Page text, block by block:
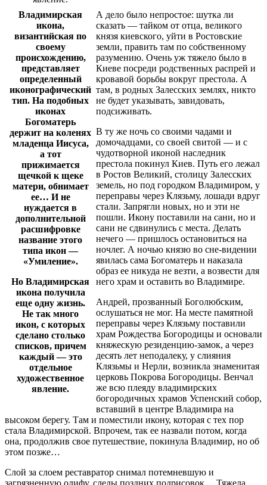
Владимирская
икона,
византийская по
своему
происхождению,
представляет
определенный
иконографический
тип. На подобных
иконах
Богоматерь
держит на коленях
младенца Иисуса,
а тот
прижимается
щечкой к щеке
матери, обнимает
ее… И не
нуждается в
дополнительной
расшифровке
название этого
типа икон —
«Умиление».
Но Владимирская
икона получила
еще одну жизнь.
Не так много
икон, с которых
сделано столько
списков, причем
каждый — это
отдельное
художественное
явление.
А дело было непростое: шутка ли
сказать — тайком от отца, великого
князя киевского, уйти в Ростовские
земли, править там по собственному
разумению. Очень уж тяжело было в
Киеве посреди родственных распрей и
кровавой борьбы вокруг престола. А
там, в родных Залесских землях, никто
не будет указывать, завидовать,
подсиживать.
В ту же ночь со своими чадами и
домочадцами, со своей свитой — и с
чудотворной иконой наследник
престола покинул Киев. Путь его лежал
в Ростов Великий, столицу Залесских
земель, но под городком Владимиром, у
переправы через Клязьму, лошади вдруг
стали. Запрягли новых, но и эти не
пошли. Икону поставили на сани, но и
сани не сдвинулись с места. Делать
нечего — пришлось остановиться на
ночлег. А ночью князю во сне-видении
явилась сама Богоматерь и наказала
образ ее никуда не везти, а возвести для
него храм и оставить во Владимире.
Андрей, прозванный Боголюбским,
ослушаться не мог. На месте памятной
переправы через Клязьму поставили
храм Рождества Богородицы и основали
княжескую резиденцию-замок, а через
десять лет неподалеку, у слияния
Клязьмы и Нерли, возникла знаменитая
церковь Покрова Богородицы. Венчал
же всю плеяду владимирских
богородичных храмов Успенский собор,
вставший в центре Владимира на
высоком берегу. Там и поместили икону, которая с тех пор
стала Владимирской. Впрочем, так ее назвали потом, когда
она, продолжив свое путешествие, покинула Владимир, но об
этом позже…
Слой за слоем реставратор снимал потемневшую и
загрязненную олифу, следы поздних подрисовок… Тяжела